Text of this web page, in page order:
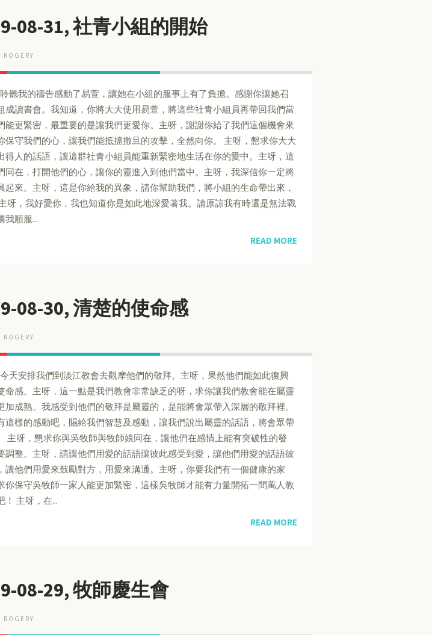
08-31, 社青小組的開始
ROGERY
聽我的禱告感動了易萱，讓她在小組的服事上有了負擔。感謝你讓她召
成讀書會。我知道，你將大大使用易萱，將這些社青小組員再帶回我們當
能更緊密，最重要的是讓我們更愛你。主呀，謝謝你給了我們這個機會來
守我們的心，讓我們能抵擋撒旦的攻擊，全然向你。 主呀，懇求你大大
得人的話語，讓這群社青小組員能重新緊密地生活在你的愛中。主呀，這
同在，打開他們的心，讓你的靈進入到他們當中。主呀，我深信你一定將
來。主呀，這是你給我的異象，請你幫助我們，將小組的生命帶出來，
呀，我好愛你，我也知道你是如此地深愛著我。請原諒我有時還是無法戰
我順服...
READ MORE
08-30, 清楚的使命感
ROGERY
天安排我們到淡江教會去觀摩他們的敬拜。主呀，果然他們能如此復興
命感。主呀，這一點是我們教會非常缺乏的呀，求你讓我們教會能在屬靈
成熟。我感受到他們的敬拜是屬靈的，是能將會眾帶入深層的敬拜裡。
這樣的感動吧，賜給我們智慧及感動，讓我們說出屬靈的話語，將會眾帶
主呀，懇求你與吳牧師與牧師娘同在，讓他們在感情上能有突破性的發
調整。主呀，請讓他們用愛的話語讓彼此感受到愛，讓他們用愛的話語彼
讓他們用愛來鼓勵對方，用愛來溝通。主呀，你要我們有一個健康的家
你保守吳牧師一家人能更加緊密，這樣吳牧師才能有力量開拓一間萬人教
主呀，在...
READ MORE
08-29, 牧師慶生會
ROGERY